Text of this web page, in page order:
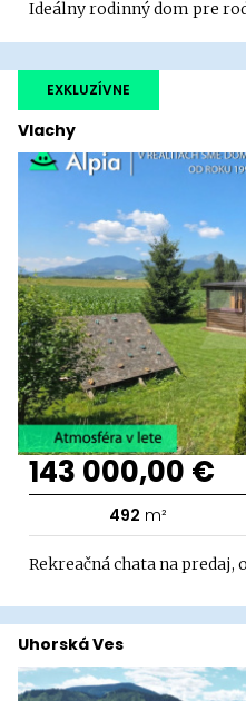
Ideálny rodinný dom pre
Vlachy
EXKLUZÍVNE
143 000,00 €
492 m²
Rekreačná chata na predaj,
Uhorská Ves